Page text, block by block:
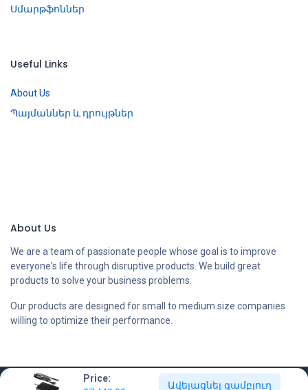
Price:
Ավելացնել զամբյուղ
Սմարթֆոններ
Useful Links
About Us
Պայմաններ և դրույթներ
About Us
We are a team of passionate people whose goal is to improve
everyone's life through disruptive products. We build great
products to solve your business problems.
Our products are designed for small to medium size companies
willing to optimize their performance.